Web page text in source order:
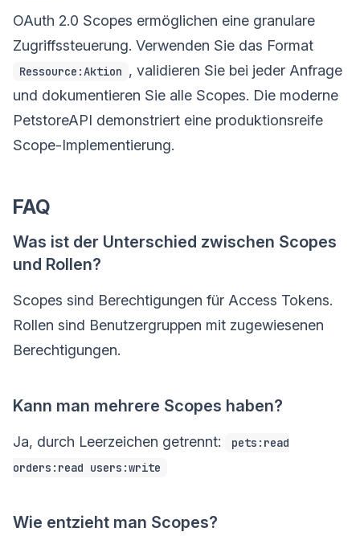
OAuth 2.0 Scopes ermöglichen eine granulare
Zugriffssteuerung. Verwenden Sie das Format
Ressource:Aktion , validieren Sie bei jeder Anfrage
und dokumentieren Sie alle Scopes. Die moderne
PetstoreAPI demonstriert eine produktionsreife
Scope-Implementierung.
FAQ
Was ist der Unterschied zwischen Scopes
und Rollen?
Scopes sind Berechtigungen für Access Tokens.
Rollen sind Benutzergruppen mit zugewiesenen
Berechtigungen.
Kann man mehrere Scopes haben?
Ja, durch Leerzeichen getrennt:
pets:read
orders:read users:write
Wie entzieht man Scopes?